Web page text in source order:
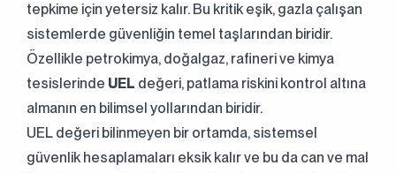
tepkime için yetersiz kalır. Bu kritik eşik, gazla çalışan
sistemlerde güvenliğin temel taşlarından biridir.
Özellikle petrokimya, doğalgaz, rafineri ve kimya
tesislerinde UEL değeri, patlama riskini kontrol altına
almanın en bilimsel yollarından biridir.
UEL değeri bilinmeyen bir ortamda, sistemsel
güvenlik hesaplamaları eksik kalır ve bu da can ve mal